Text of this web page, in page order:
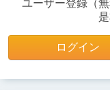
ユーザー登録（
ログイン